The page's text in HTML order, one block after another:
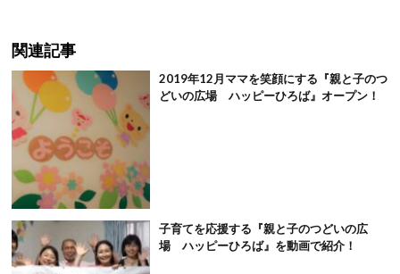
関連記事
2019年12月ママを笑顔にする『親と子のつ
どいの広場 ハッピーひろば』オープン！
子育てを応援する『親と子のつどいの広
場 ハッピーひろば』を動画で紹介！